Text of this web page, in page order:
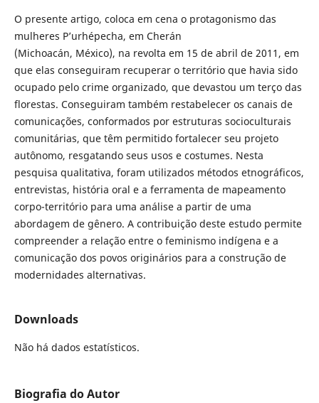
O presente artigo, coloca em cena o protagonismo das
mulheres P’urhépecha, em Cherán
(Michoacán, México), na revolta em 15 de abril de 2011, em
que elas conseguiram recuperar o território que havia sido
ocupado pelo crime organizado, que devastou um terço das
florestas. Conseguiram também restabelecer os canais de
comunicações, conformados por estruturas socioculturais
comunitárias, que têm permitido fortalecer seu projeto
autônomo, resgatando seus usos e costumes. Nesta
pesquisa qualitativa, foram utilizados métodos etnográficos,
entrevistas, história oral e a ferramenta de mapeamento
corpo-território para uma análise a partir de uma
abordagem de gênero. A contribuição deste estudo permite
compreender a relação entre o feminismo indígena e a
comunicação dos povos originários para a construção de
modernidades alternativas.
Downloads
Não há dados estatísticos.
Biografia do Autor